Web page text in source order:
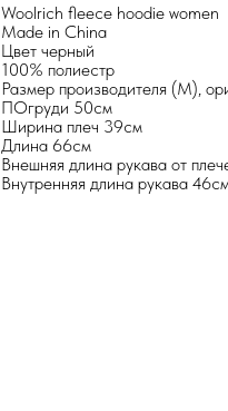
Woolrich fleece hoodie women
Made in China
Цвет черный
100% полиестр
Размер производителя (М),
ПОгруди 50см
Ширина плеч 39см
Длина 66см
Внешняя длина рукава от
Внутренняя длина рукава